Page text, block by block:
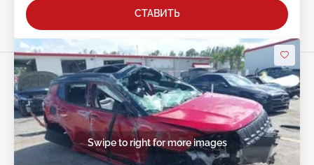
СТАВИТЬ
Swipe to right for more images